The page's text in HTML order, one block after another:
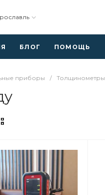
БЛОГ ПОМОЩЬ
приборы / Толщинометры